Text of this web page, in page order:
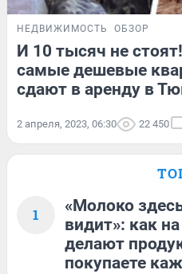
НЕДВИЖИМОСТЬ ОБЗОР
И 10 тысяч не
самые дешевые
сдают в аренду в
2 апреля, 2023, 06:30 22 450
1
«Молоко
видит»: как
делают
покупаете